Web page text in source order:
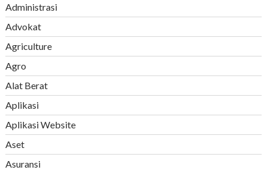
Administrasi
Advokat
Agriculture
Agro
Alat Berat
Aplikasi
Aplikasi Website
Aset
Asuransi